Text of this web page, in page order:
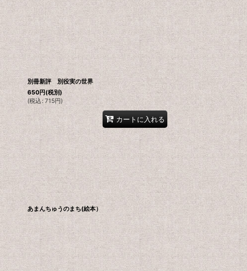
別冊新評 別役実の世界
650円(税別)
(税込 : 715円)
カートに入れる
あまんちゅうのまち(絵本）